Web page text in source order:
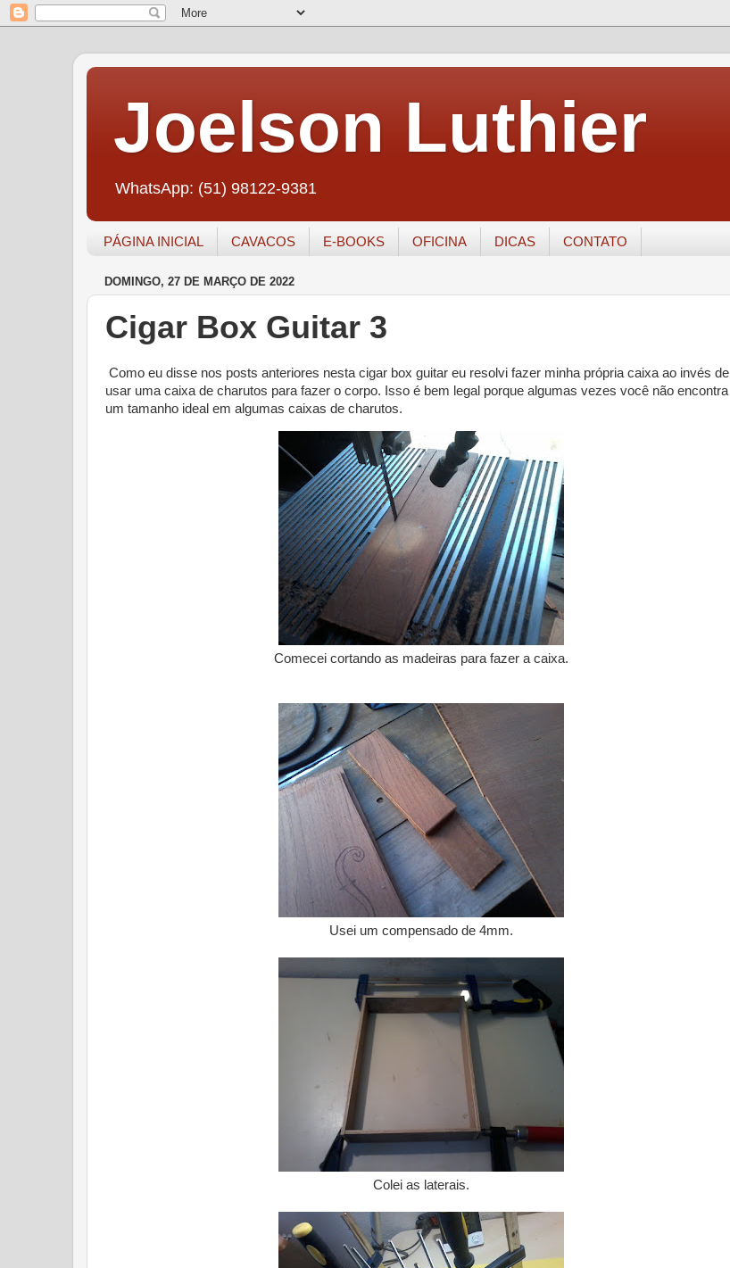
Joelson Luthier
WhatsApp: (51) 98122-9381
PÁGINA INICIAL CAVACOS E-BOOKS OFICINA DICAS CONTATO
DOMINGO, 27 DE MARÇO DE 2022
Cigar Box Guitar 3
Como eu disse nos posts anteriores nesta cigar box guitar eu resolvi fazer minha própria caixa ao invés de
usar uma caixa de charutos para fazer o corpo. Isso é bem legal porque algumas vezes você não encontra
um tamanho ideal em algumas caixas de charutos.
Comecei cortando as madeiras para fazer a caixa.
Usei um compensado de 4mm.
Colei as laterais.